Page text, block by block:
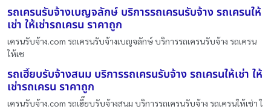
รถเครนรับจ้างเบญจลักษ์ บริการรถเครนรับจ้าง รถเครนให้
เช่า ให้เช่ารถเครน ราคาถูก
เครนรับจ้าง.com รถเครนรับจ้างเบญจลักษ์ บริการรถเครนรับจ้าง รถเครน
ให้เช
รถเฮี๊ยบรับจ้างสนม บริการรถเครนรับจ้าง รถเครนให้เช่า ให้
เช่ารถเครน ราคาถูก
เครนรับจ้าง.com รถเฮี๊ยบรับจ้างสนม บริการรถเครนรับจ้าง รถเครนให้เช่า ใ